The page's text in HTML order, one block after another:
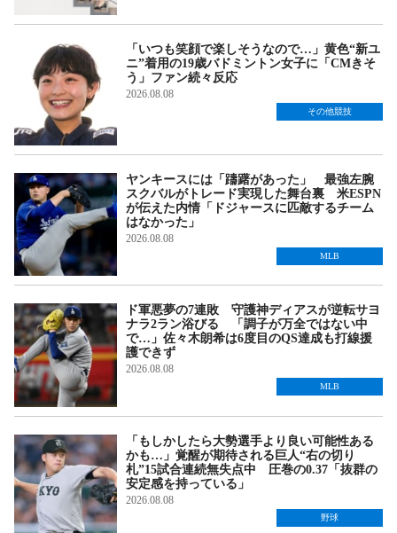
「いつも笑顔で楽しそうなので…」黄色“新ユ
ニ”着用の19歳バドミントン女子に「CMきそ
う」ファン続々反応
2026.08.08
その他競技
ヤンキースには「躊躇があった」 最強左腕
スクバルがトレード実現した舞台裏 米ESPN
が伝えた内情「ドジャースに匹敵するチーム
はなかった」
2026.08.08
MLB
ド軍悪夢の7連敗 守護神ディアスが逆転サヨ
ナラ2ラン浴びる 「調子が万全ではない中
で…」佐々木朗希は6度目のQS達成も打線援
護できず
2026.08.08
MLB
「もしかしたら大勢選手より良い可能性ある
かも…」覚醒が期待される巨人“右の切り
札”15試合連続無失点中 圧巻の0.37「抜群の
安定感を持っている」
2026.08.08
野球